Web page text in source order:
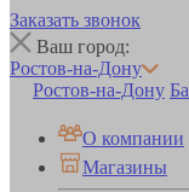
Заказать звонок
Ваш город:
Ростов-на-Дону
Ростов-на-Дону
О компании
Магазины